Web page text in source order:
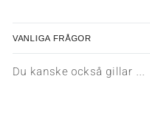
VANLIGA FRÅGOR
Du kanske också gillar ...